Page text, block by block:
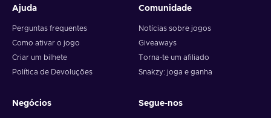
Ajuda
Perguntas frequentes
Como ativar o jogo
Criar um bilhete
Política de Devoluções
Comunidade
Notícias sobre jogos
Giveaways
Torna-te um afiliado
Snakzy: joga e ganha
Negócios Segue-nos